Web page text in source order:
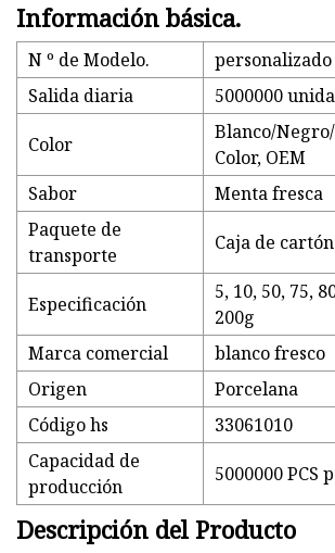
Información básica.
N º de Modelo.
personalizado
Salida diaria
5000000
Color
Blanco/
Color, OEM
Sabor
Menta fresca
Paquete de
transporte
Caja de cartón
Especificación
5, 10, 50, 75,
200g
Marca comercial
blanco fresco
Origen
Porcelana
Código hs
33061010
Capacidad de
producción
5000000 PCS
Descripción del Producto